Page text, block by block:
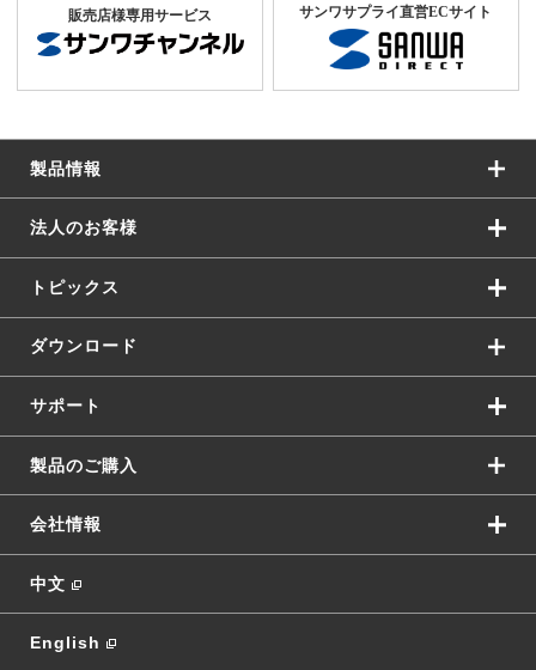
販売店様専用サービス サンワサプライ直営ECサイト
製品情報
法人のお客様
トピックス
ダウンロード
サポート
製品のご購入
会社情報
中文
English